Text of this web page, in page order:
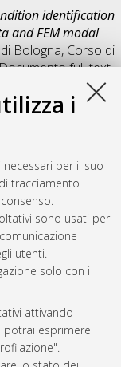
i
per il suo
tracciamento
sono usati per
utenti.
solo con i
attivando
potrai esprimere
identification
and FEM modal
Bologna, Corso di
full-text
(